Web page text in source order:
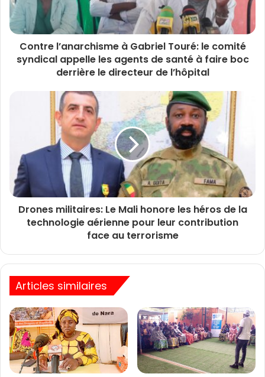
Contre l’anarchisme à Gabriel Touré: le comité
syndical appelle les agents de santé à faire boc
derrière le directeur de l’hôpital
Drones militaires: Le Mali honore les héros de la
technologie aérienne pour leur contribution
face au terrorisme
Articles similaires